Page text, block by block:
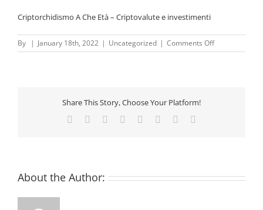
Criptorchidismo A Che Età – Criptovalute e investimenti
By | January 18th, 2022 | Uncategorized | Comments Offon
Criptovalute
Share This Story, Choose Your Platform!
Facebook Reddit LinkedIn
TumblrPinterest
About the Author: